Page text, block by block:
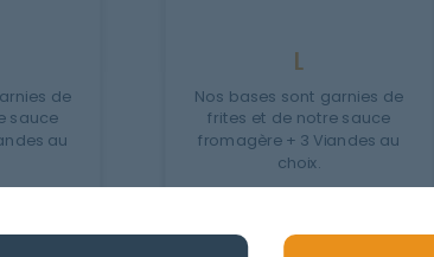
de
sauce
au
L
Nos bases sont garnies de
frites et de notre sauce
fromagère + 3 Viandes au
choix.
9.90€